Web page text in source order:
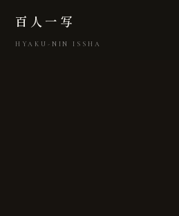
百人一写
HYAKU-NIN ISSHA